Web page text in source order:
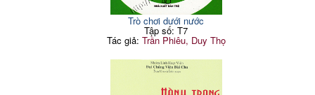
Trò chơi dưới nước
Tập số: T7
Tác giả: Trần Phiêu, Duy Thọ